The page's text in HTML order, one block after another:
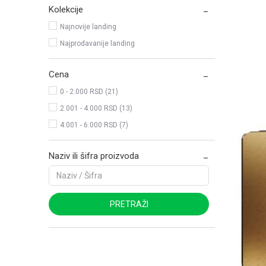
Kolekcije
Najnovije landing
Najprodavanije landing
Cena
0 - 2.000 RSD (21)
2.001 - 4.000 RSD (13)
4.001 - 6.000 RSD (7)
Naziv ili šifra proizvoda
PRETRAŽI